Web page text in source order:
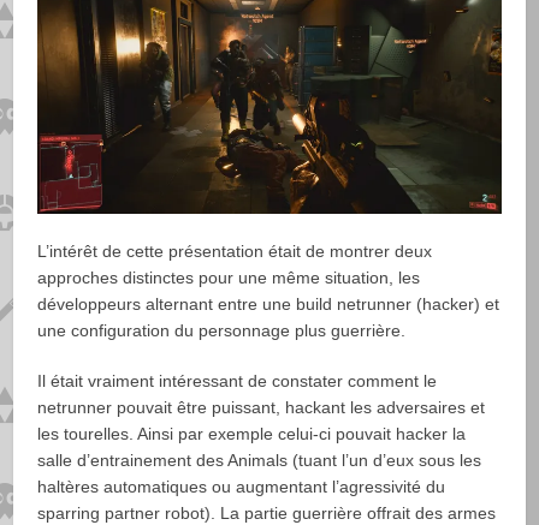
L’intérêt de cette présentation était de montrer deux
approches distinctes pour une même situation, les
développeurs alternant entre une build netrunner (hacker) et
une configuration du personnage plus guerrière.
Il était vraiment intéressant de constater comment le
netrunner pouvait être puissant, hackant les adversaires et
les tourelles. Ainsi par exemple celui-ci pouvait hacker la
salle d’entrainement des Animals (tuant l’un d’eux sous les
haltères automatiques ou augmentant l’agressivité du
sparring partner robot). La partie guerrière offrait des armes